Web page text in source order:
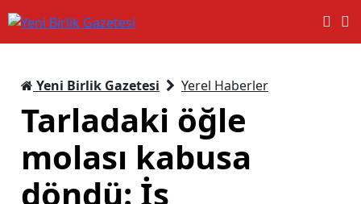
Yeni Birlik Gazetesi Yerel Haberler
Tarladaki öğle
molası kabusa
döndü: İş